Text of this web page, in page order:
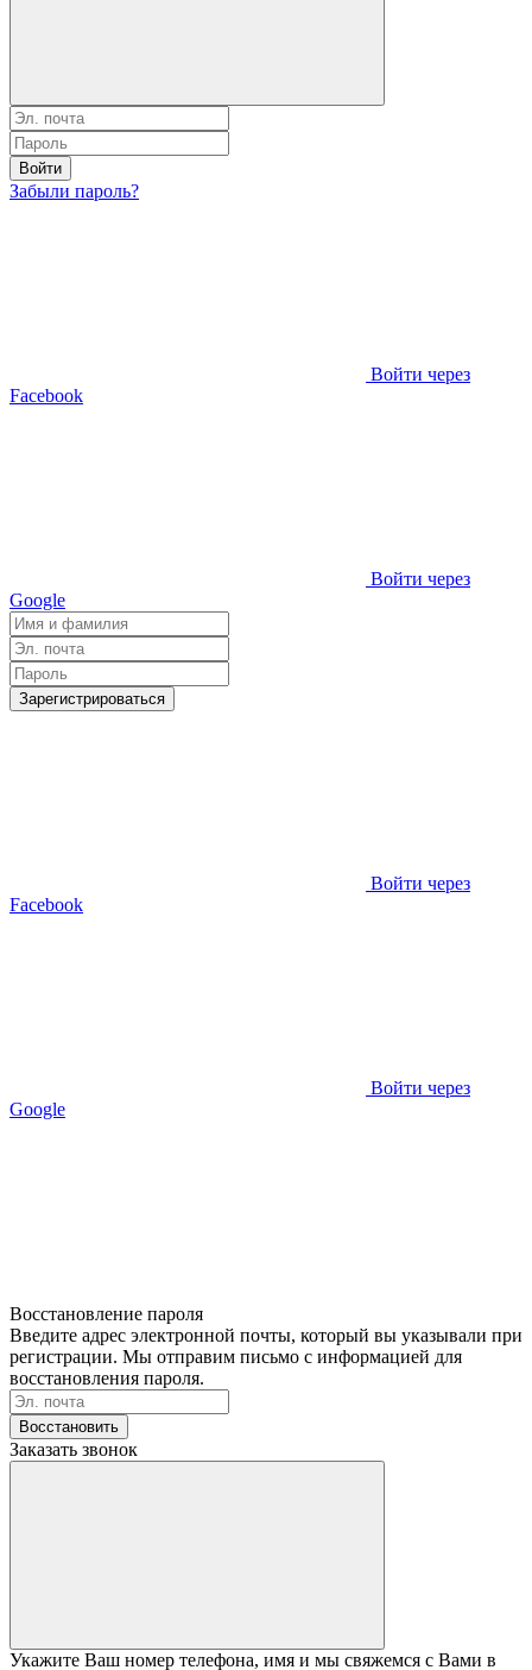
Войти
Забыли пароль?
Войти через
Facebook
Войти через
Google
Зарегистрироваться
Войти через
Facebook
Войти через
Google
Восстановление пароля
Введите адрес электронной почты, который вы указывали при
регистрации. Мы отправим письмо с информацией для
восстановления пароля.
Восстановить
Заказать звонок
Укажите Ваш номер телефона, имя и мы свяжемся с Вами в